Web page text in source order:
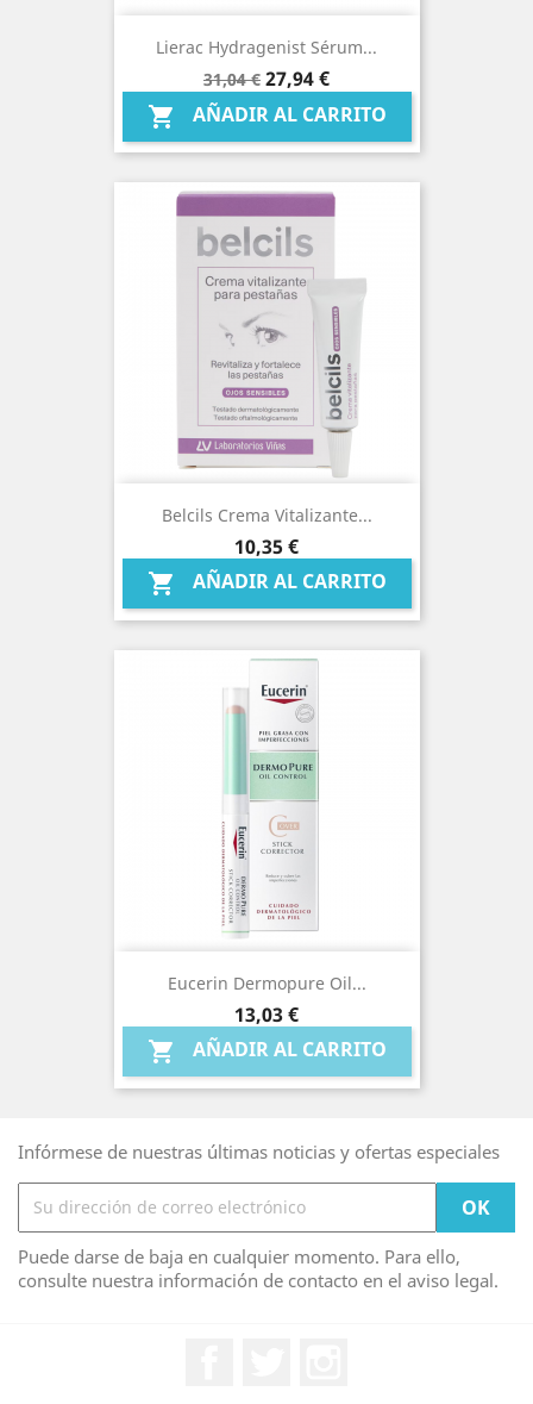
Lierac Hydragenist Sérum...
Precio
base
31,04 € Precio
27,94 €
 AÑADIR AL CARRITO
Belcils Crema Vitalizante...
Precio
10,35 €
 AÑADIR AL CARRITO
Eucerin Dermopure Oil...
Precio
13,03 €
 AÑADIR AL CARRITO
Infórmese de nuestras últimas noticias y ofertas especiales
Puede darse de baja en cualquier momento. Para ello,
consulte nuestra información de contacto en el aviso legal.